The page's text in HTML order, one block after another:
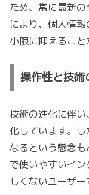
ため、常に最新
により、個人情
小限に抑えること
操作性と技術
技術の進化に伴
化しています。
なるという懸念
で使いやすいイ
しくないユーザ